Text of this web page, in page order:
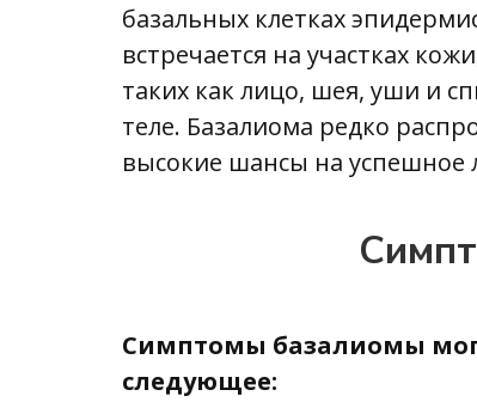
базальных клетках
встречается на участках
таких как лицо, шея, уши и
теле. Базалиома редко
высокие шансы на успешное
Симптомы базалиомы
следующее: